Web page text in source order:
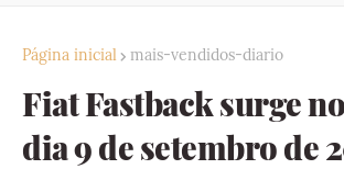
Página inicial mais-vendidos-diario
Fiat Fastback surge
dia 9 de setembro de